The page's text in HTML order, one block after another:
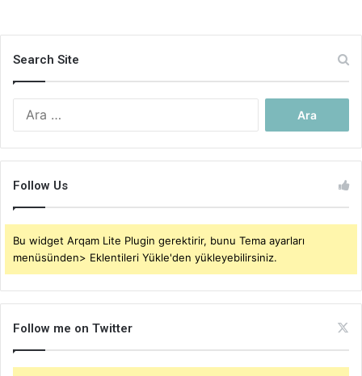
Search Site
Follow Us
Bu widget Arqam Lite Plugin gerektirir, bunu Tema ayarları
menüsünden> Eklentileri Yükle'den yükleyebilirsiniz.
Follow me on Twitter